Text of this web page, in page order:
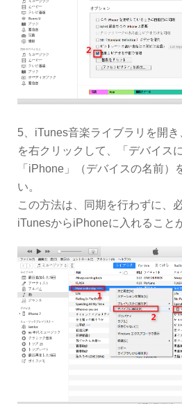
5、iTunes音楽ライブラリを開
を右クリックして、「デバイス
「iPhone」（デバイスの名前）
い。
この方法は、同期を行わずに、
iTunesからiPhoneに入れること